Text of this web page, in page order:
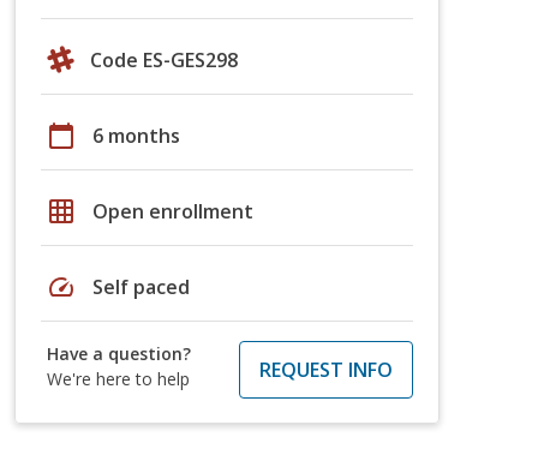
Code ES-GES298
calendar_today 6 months
grid_on Open enrollment
speed Self paced
Have a question?
We're here to help
REQUEST INFO